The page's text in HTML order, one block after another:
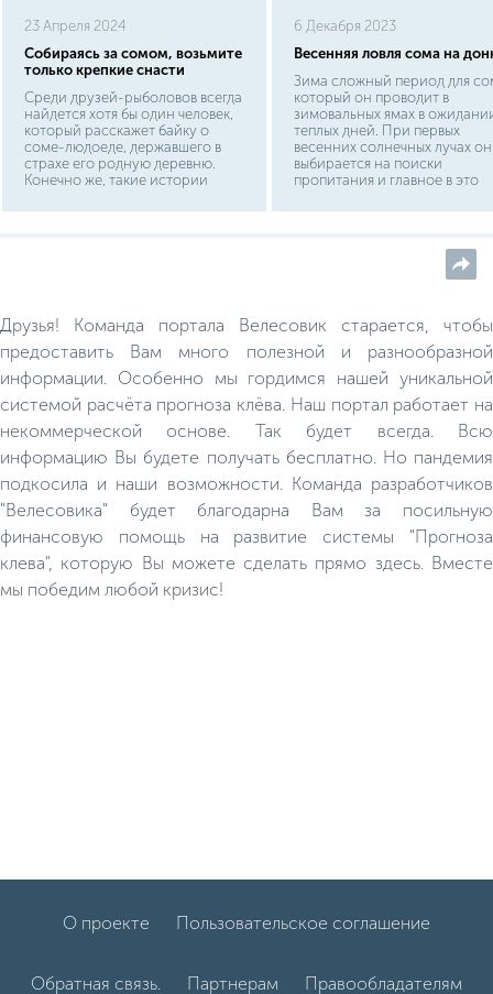
23 Апреля 2024
Собираясь за сомом, возьмите
только крепкие снасти
Среди друзей-рыболовов всегда
найдется хотя бы один человек,
который расскажет байку о
соме-людоеде, державшего в
страхе его родную деревню.
Конечно же, такие истории
лучшем случае этот
тех сведениях, которые помогут
и вам поймать солидного
усатого трофея.
6 Декабря 2023
Весенняя ловля сома на
Зима сложный период для
который он проводит в
зимовальных ямах в
теплых дней. При первых
весенних солнечных лучах он
выбирается на поиски
пропитания и главное в это
правильными снастями и
вода в водоемах
до +10 С, а это происходит
примерно в конце апреля,
Друзья! Команда портала Велесовик старается, чтобы
предоставить Вам много полезной и разнообразной
информации. Особенно мы гордимся нашей уникальной
системой расчёта прогноза клёва. Наш портал работает на
некоммерческой основе. Так будет всегда. Всю
информацию Вы будете получать бесплатно. Но пандемия
подкосила и наши возможности. Команда разработчиков
"Велесовика" будет благодарна Вам за посильную
финансовую помощь на развитие системы "Прогноза
клева", которую Вы можете сделать прямо здесь. Вместе
мы победим любой кризис!
О проекте Пользовательское соглашение
Обратная связь. Партнерам Правообладателям